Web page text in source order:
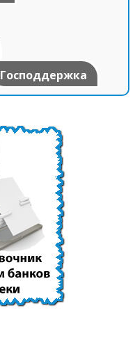
Господдержка